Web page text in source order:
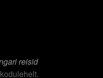
reisid
kodulehelt.